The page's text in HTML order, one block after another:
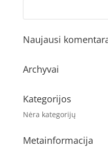
Naujausi
Archyvai
Kategorijos
Nėra kategorijų
Metainformacija